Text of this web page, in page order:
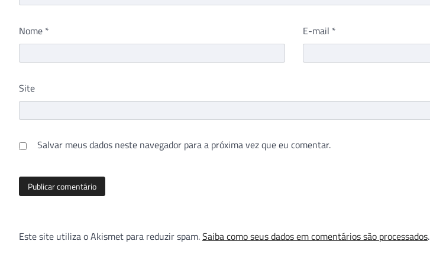
Nome * E-mail *
Site
Salvar meus dados neste navegador para a próxima vez que eu comentar.
Este site utiliza o Akismet para reduzir spam.Saiba como seus dados em comentários são processados.